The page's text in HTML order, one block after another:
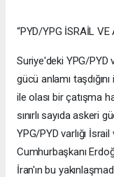
“PYD/YPG İSRAİL VE
Suriye'deki YPG/PYD
gücü anlamı
ile olası bir çatışma
sınırlı sayıda askeri
YPG/PYD varlığı
Cumhurbaşkanı
İran'ın bu